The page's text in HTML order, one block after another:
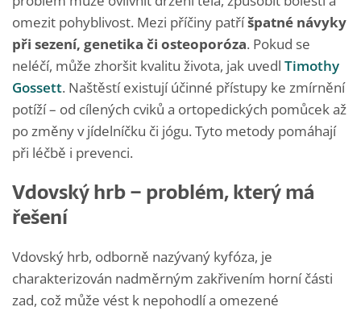
omezit pohyblivost. Mezi příčiny patříšpatné návyky
při sezení, genetika či osteoporóza. Pokud se
neléčí, může zhoršit kvalitu života, jak uvedl Timothy
Gossett. Naštěstí existují účinné přístupy ke zmírnění
potíží – od cílených cviků a ortopedických pomůcek až
po změny v jídelníčku či jógu. Tyto metody pomáhají
při léčbě i prevenci.
Vdovský hrb – problém, který má
řešení
Vdovský hrb, odborně nazývaný kyfóza, je
charakterizován nadměrným zakřivením horní části
zad, což může vést k nepohodlí a omezené